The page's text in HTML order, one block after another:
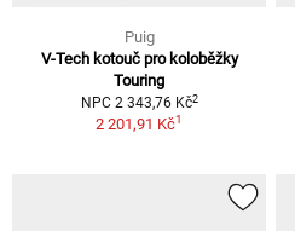
Puig
V-Tech kotouč pro koloběžky
Touring
NPC 2 343,76 Kč2
2 201,91 Kč1